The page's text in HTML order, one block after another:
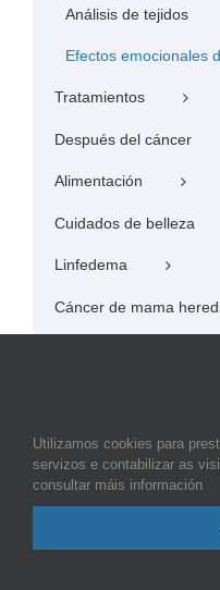
Análisis de tejidos
Efectos emocionales
Tratamientos
Después del cáncer
Alimentación
Cuidados de belleza
Linfedema
Cáncer de mama
Utilizamos cookies para
servizos e contabilizar as
consultar máis información